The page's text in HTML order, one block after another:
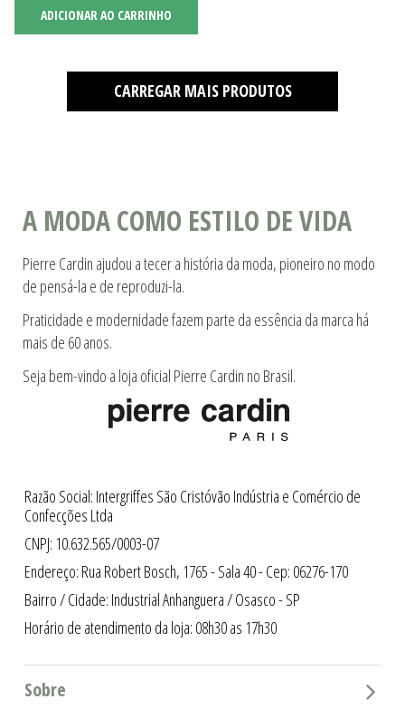
ADICIONAR AO CARRINHO
CARREGAR MAIS PRODUTOS
A MODA COMO ESTILO DE VIDA
Pierre Cardin ajudou a tecer a história da moda, pioneiro no modo
de pensá-la e de reproduzi-la.
Praticidade e modernidade fazem parte da essência da marca há
mais de 60 anos.
Seja bem-vindo a loja oficial Pierre Cardin no Brasil.
Razão Social: Intergriffes São Cristóvão Indústria e Comércio de
Confecções Ltda
CNPJ: 10.632.565/0003-07
Endereço: Rua Robert Bosch, 1765 - Sala 40 - Cep: 06276-170
Bairro / Cidade: Industrial Anhanguera / Osasco - SP
Horário de atendimento da loja: 08h30 as 17h30
Sobre